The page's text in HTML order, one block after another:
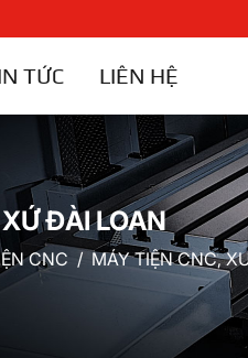
TỨC LIÊN HỆ
ĐÀI LOAN
CNC MÁY TIỆN CNC,